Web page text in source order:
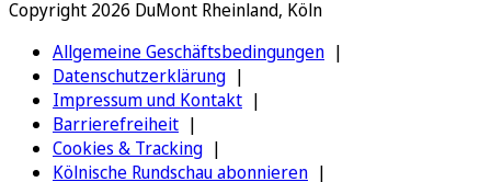
Copyright 2026 DuMont Rheinland, Köln
Allgemeine Geschäftsbedingungen
Datenschutzerklärung
Impressum und Kontakt
Barrierefreiheit
Cookies & Tracking
Kölnische Rundschau abonnieren